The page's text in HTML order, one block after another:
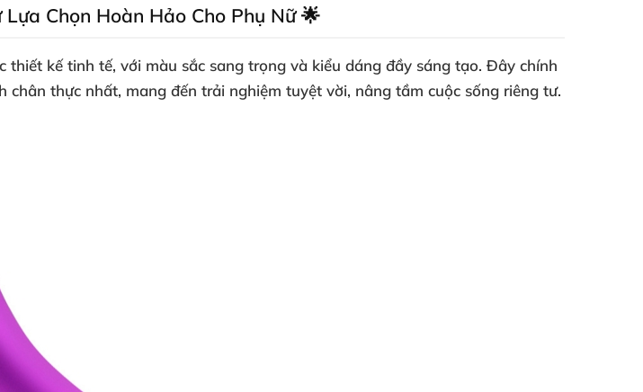
Chọn Hoàn Hảo Cho Phụ Nữ 🌟
thiết kế tinh tế, với màu sắc sang trọng và kiểu dáng đầy sáng tạo. Đây chính
thực nhất, mang đến trải nghiệm tuyệt vời, nâng tầm cuộc sống riêng tư.